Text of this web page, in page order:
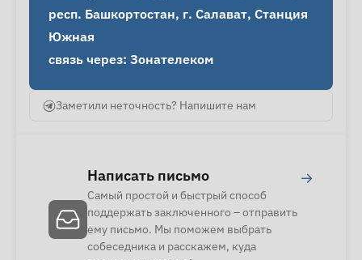
респ. Башкортостан, г. Салават, Станция
Южная
связь через: Зонателеком
Заметили неточность? Напишите нам
Написать письмо
Самый простой и быстрый способ
поддержать заключенного – отправить
ему письмо. Мы поможем выбрать
собеседника и расскажем, куда
→